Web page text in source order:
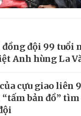
đội 99 tuổi
Anh hùng La
cựu giao liên
bản đồ”